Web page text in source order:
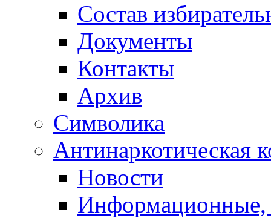
Состав
Документы
Контакты
Архив
Символика
Антинаркотическая
Новости
Информационные,